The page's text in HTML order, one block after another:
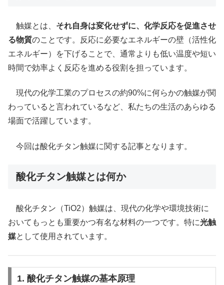
触媒とは、 それ自身は変化せずに、化学反応を促進させ
る物質のことです。反応に必要なエネルギーの壁（活性化
エネルギー）を下げることで、通常よりも低い温度や短い
時間で効率よく反応を進める役割を担っています。
現代の化学工業のプロセスの約90%に何らかの触媒が関
わっていると言われているなど、私たちの生活のあらゆる
場面で活躍しています。
今回は酸化チタン触媒に関する記事となります。
酸化チタン触媒とは何か
酸化チタン（TiO2）触媒は、現代の化学や環境技術に
おいてもっとも重要かつ有名な材料の一つです。特に光触
媒として使用されています。
1. 酸化チタン触媒の基本原理